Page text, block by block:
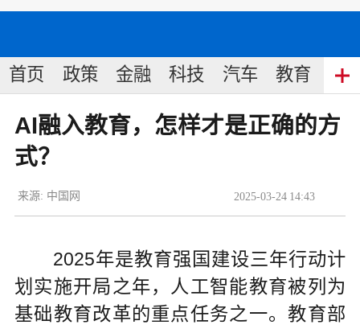
首页 政策 金融 科技 汽车 教育 食
AI融入教育，怎样才是正确的方
式？
2025-03-24 14:43
来源: 中国网
2025年是教育强国建设三年行动计
划实施开局之年，人工智能教育被列为
基础教育改革的重点任务之一。教育部